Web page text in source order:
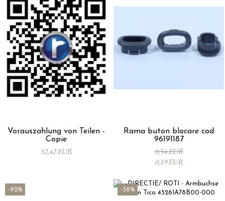
Vorauszahlung von Teilen -
Copie
52,42 EUR
Rama buton blocare cod
96191187
0,54 EUR
0,19 EUR
-92% -38%